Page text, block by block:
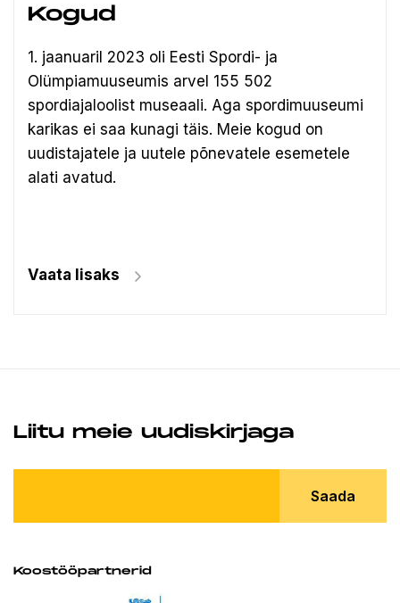
Kogud
1. jaanuaril 2023 oli Eesti Spordi- ja
Olümpiamuuseumis arvel 155 502
spordiajaloolist museaali. Aga spordimuuseumi
karikas ei saa kunagi täis. Meie kogud on
uudistajatele ja uutele põnevatele esemetele
alati avatud.
Vaata lisaks
Liitu meie uudiskirjaga
Saada
Koostööpartnerid